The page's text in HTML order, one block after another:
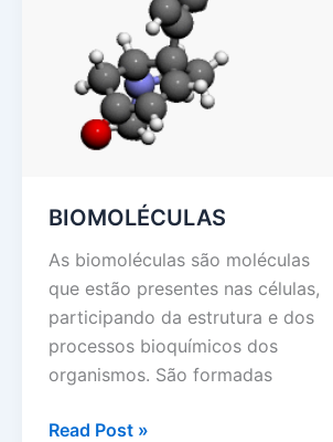
BIOMOLÉCULAS
As biomoléculas são moléculas
que estão presentes nas células,
participando da estrutura e dos
processos bioquímicos dos
organismos. São formadas
BIOMOLÉCULAS
Read Post »